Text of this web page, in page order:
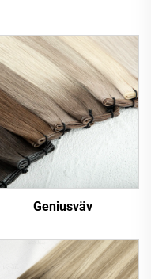
Geniusväv